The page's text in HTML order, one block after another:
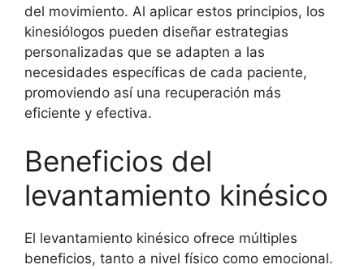
del movimiento. Al aplicar estos principios, los
kinesiólogos pueden diseñar estrategias
personalizadas que se adapten a las
necesidades específicas de cada paciente,
promoviendo así una recuperación más
eficiente y efectiva.
Beneficios del
levantamiento kinésico
El levantamiento kinésico ofrece múltiples
beneficios, tanto a nivel físico como emocional.